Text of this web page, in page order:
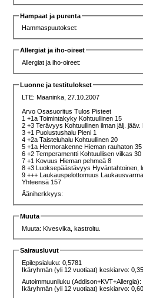
Hampaat ja purenta
Hammaspuutokset:
Allergiat ja iho-oireet
Allergiat ja iho-oireet:
Luonne ja testitulokset
LTE:Maaninka, 27.10.2007
Arvo Osasuoritus Tulos Pisteet
1 +1a Toimintakyky Kohtuullinen 15
2 +3 Terävyys Kohtuullinen ilman jälj.
3 +1 Puolustushalu Pieni 1
4 +2a Taisteluhalu Kohtuullinen 20
5 +1a Hermorakenne Hieman rauhaton 35
6 +2 Temperamentti Kohtuullisen vilkas 30
7 +1 Kovuus Hieman pehmeä 8
8 +3 Luoksepäästävyys Hyväntahtoinen,
9 +++ Laukauspelottomuus Laukausvarma
Yhteensä 157
Ääniherkkyys:
Muuta
Muuta: Kivesvika, kastroitu.
Sairausluvut
Epilepsialuku: 0,5781
Ikäryhmän (yli 12 vuotiaat) keskiarvo:
Autoimmuuniluku (Addison+KVT+Allergia):
Ikäryhmän (yli 12 vuotiaat) keskiarvo: